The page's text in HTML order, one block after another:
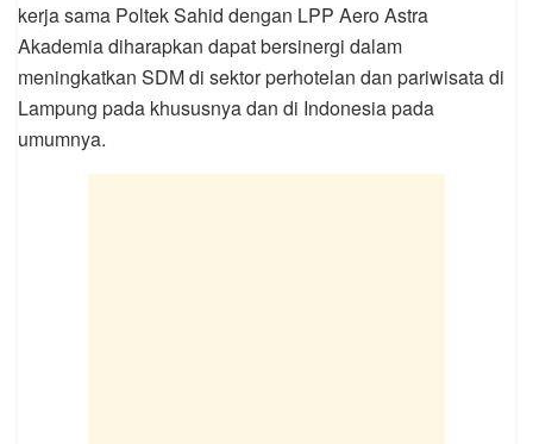
kerja sama Poltek Sahid dengan LPP Aero Astra
Akademia diharapkan dapat bersinergi dalam
meningkatkan SDM di sektor perhotelan dan pariwisata di
Lampung pada khususnya dan di Indonesia pada
umumnya.